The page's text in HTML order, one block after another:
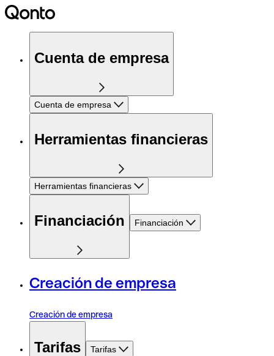
Cuenta de empresa
Cuenta de empresa
Herramientas financieras
Herramientas financieras
Financiación Financiación
Creación de empresa
Creación de empresa
Tarifas Tarifas